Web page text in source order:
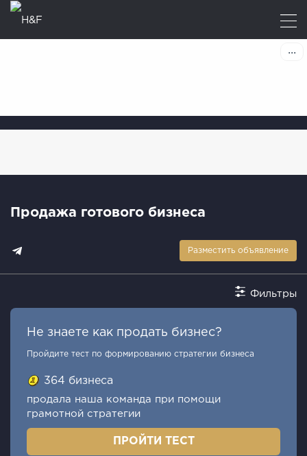
Продажа готового бизнеса
Разместить объявление
Фильтры
Не знаете как продать бизнес?
Пройдите тест по формированию стратегии бизнеса
364 бизнеса
продала наша команда при помощи
грамотной стратегии
ПРОЙТИ ТЕСТ